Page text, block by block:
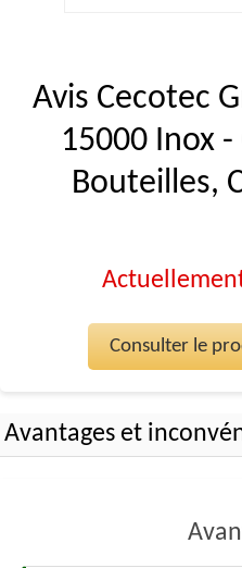
Avis Cecotec
15000 Inox -
Bouteilles,
Consulter le
Avantages et